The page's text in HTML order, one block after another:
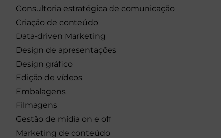
Consultoria estratégica de comunicação
Criação de conteúdo
Data-driven Marketing
Design de apresentações
Design gráfico
Edição de vídeos
Embalagens
Filmagens
Gestão de mídia on e off
Marketing de conteúdo